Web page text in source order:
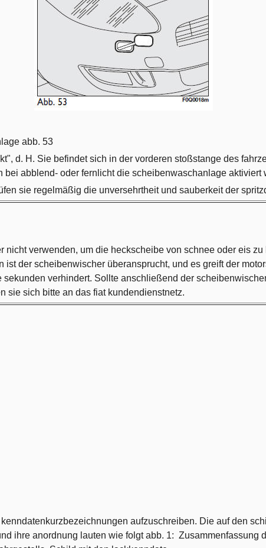
abb. 53
d. H. Sie befindet sich in der vorderen stoßstange des
bei abblend- oder fernlicht die scheibenwaschanlage aktiviert
sie regelmäßig die unversehrtheit und sauberkeit der
nicht verwenden, um die heckscheibe von schnee oder eis zu
ist der scheibenwischer überansprucht, und es greift der
sekunden verhindert. Sollte anschließend der
sie sich bitte an das fiat kundendienstnetz.
aufzuschreiben. Die auf den
ihre anordnung lauten wie folgt abb. 1: Zusammenfassung